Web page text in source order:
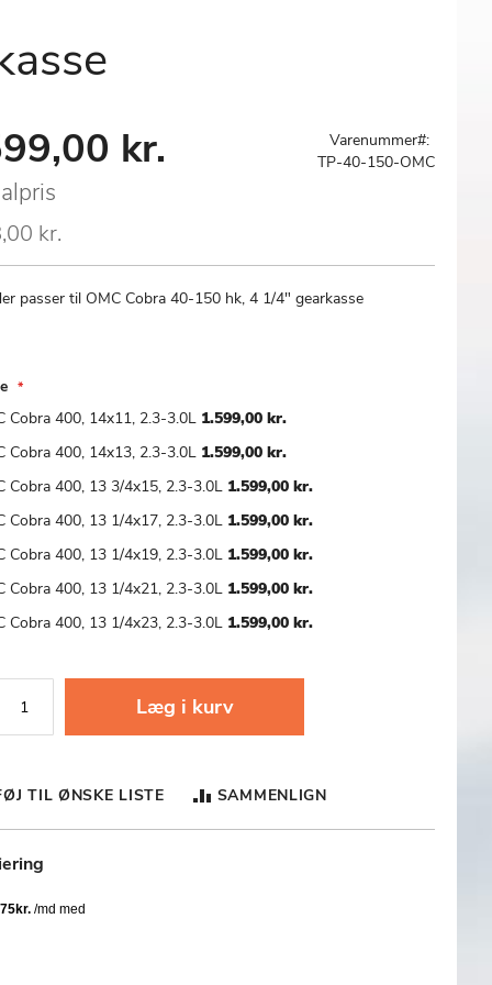
kr.
kr.
Varenummer
TP-40-150-OMC
passer til OMC Cobra 40-150 hk, 4 1/4" gearkasse
Cobra 400, 14x11, 2.3-3.0L 1.599,00 kr.
Cobra 400, 14x13, 2.3-3.0L 1.599,00 kr.
Cobra 400, 13 3/4x15, 2.3-3.0L 1.599,00 kr.
Cobra 400, 13 1/4x17, 2.3-3.0L 1.599,00 kr.
Cobra 400, 13 1/4x19, 2.3-3.0L 1.599,00 kr.
Cobra 400, 13 1/4x21, 2.3-3.0L 1.599,00 kr.
Cobra 400, 13 1/4x23, 2.3-3.0L 1.599,00 kr.
Læg i kurv
TIL ØNSKE LISTE SAMMENLIGN